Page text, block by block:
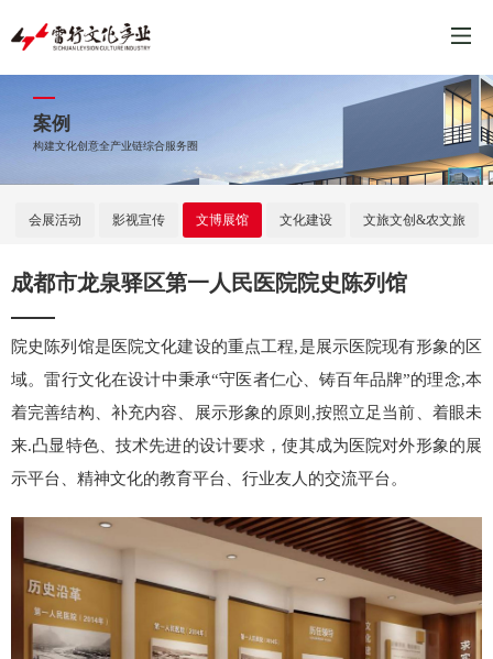
案例
构建文化创意全产业链综合服务圈
会展活动 影视宣传 文博展馆 文化建设 文旅文创&农文旅
成都市龙泉驿区第一人民医院院史陈列馆
院史陈列馆是医院文化建设的重点工程,是展示医院现有形象的区
域。雷行文化在设计中秉承“守医者仁心、铸百年品牌”的理念,本
着完善结构、补充内容、展示形象的原则,按照立足当前、着眼未
来.凸显特色、技术先进的设计要求，使其成为医院对外形象的展
示平台、精神文化的教育平台、行业友人的交流平台。